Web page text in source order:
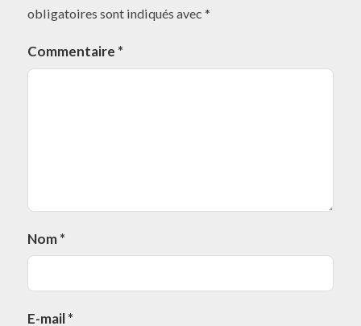
obligatoires sont indiqués avec *
Commentaire *
Nom*
E-mail*